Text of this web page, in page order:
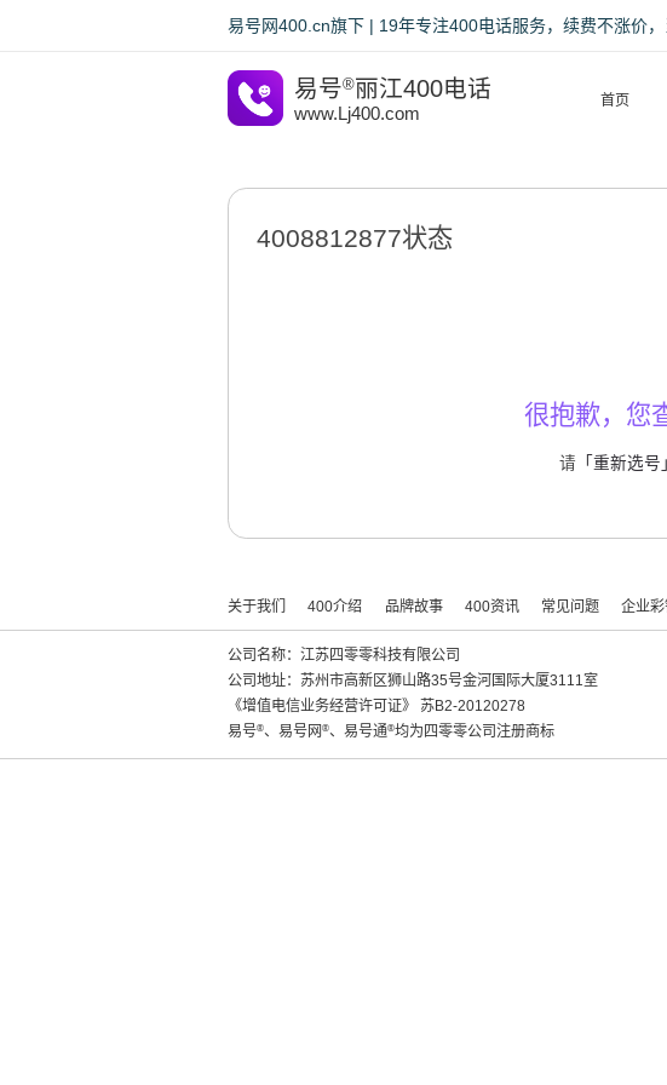
易号网400.cn旗下 | 19年专注400电话服务，续费不涨价
易号®丽江400电话
www.Lj400.com
首页
4008812877状态
很抱歉，您
请 「重新选号
关于我们 400介绍 品牌故事 400资讯 常见问题 企业
公司名称：江苏四零零科技有限公司
公司地址：苏州市高新区狮山路35号金河国际大厦3111室
《增值电信业务经营许可证》
苏B2-20120278
易号®、易号网®、易号通®均为四零零公司注册商标